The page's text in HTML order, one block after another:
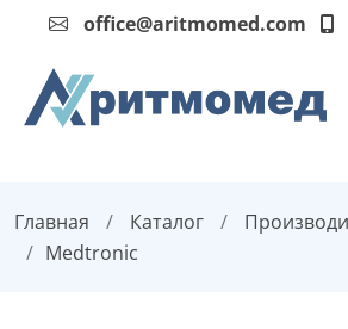
office@aritmomed.com
Главная Каталог
Medtronic